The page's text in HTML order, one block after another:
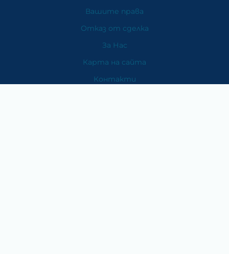
Вашите права
Отказ от сделка
За Нас
Карта на сайта
Контакти